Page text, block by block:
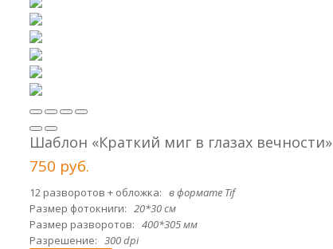
Шаблон «Краткий миг в глазах вечности»
750 руб.
12 разворотов + обложка: в формате Tif
Размер фотокниги: 20*30 см
Размер разворотов: 400*305 мм
Разрешение: 300 dpi